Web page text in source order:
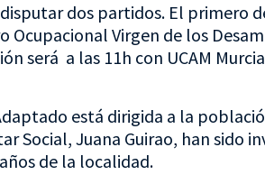
dos partidos. El primero
Virgen de los
será a las 11h con UCAM Murcia
está dirigida a la
Social, Juana Guirao, han sido
de la localidad.